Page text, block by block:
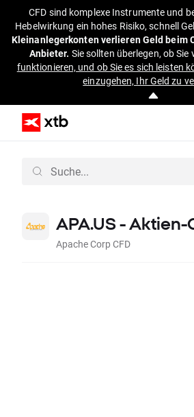
CFD sind komplexe Instrumente und
Hebelwirkung ein hohes Risiko, schnell
Kleinanlegerkonten verlieren Geld beim
Anbieter. Sie sollten überlegen, ob Sie
funktionieren, und ob Sie es sich leisten
einzugehen, Ihr Geld zu
APA.US - Aktien-
Apache Corp CFD